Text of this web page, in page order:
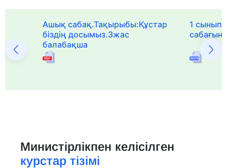
Ашық сабақ.Тақырыбы:Құстар
біздің досымыз.3жас
балабақша
1
Министірлікпен келісілген
курстар тізімі